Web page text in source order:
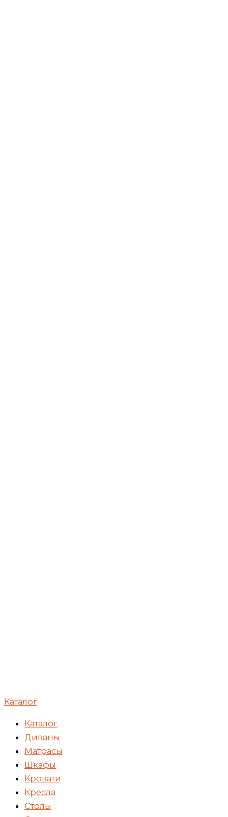
Каталог
Каталог
Диваны
Матрасы
Шкафы
Кровати
Кресла
Столы